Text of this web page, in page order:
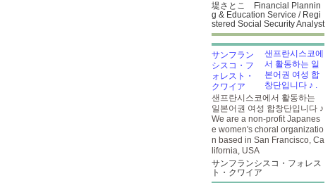
堤さとこ Financial Plannin
g & Education Service / Regi
stered Social Security Analyst
샌프란시스코에
서 활동하는 일
본어권 여성 합
창단입니다 ♪ .
샌프란시스코에서 활동하는
일본어권 여성 합창단입니다 ♪
We are a non-profit Japanes
e women's choral organizatio
n based in San Francisco, Ca
lifornia, USA
サンフランシスコ・フォレス
ト・クワイア